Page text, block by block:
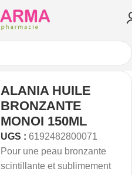
ALANIA HUILE
BRONZANTE
MONOI 150ML
UGS : 6192482800071
Pour une peau bronzante
scintillante et sublimement